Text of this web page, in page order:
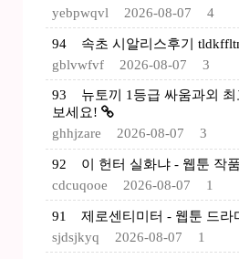
yebpwqvl
2026-08-07 4
94
속초 시알리스후기
gblvwfvf
2026-08-07 3
93
뉴토끼 1등급 싸움과외
보세요!
ghhjzare
2026-08-07 3
92
이 헌터 실화냐 - 웹툰 작
cdcuqooe
2026-08-07 1
91
제로센티미터 - 웹툰 드라
sjdsjkyq
2026-08-07 1